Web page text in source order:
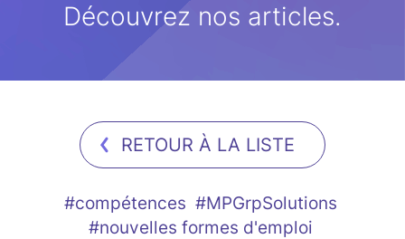
Découvrez nos articles.
RETOUR À LA LISTE
#compétences #MPGrpSolutions
#nouvelles formes d'emploi